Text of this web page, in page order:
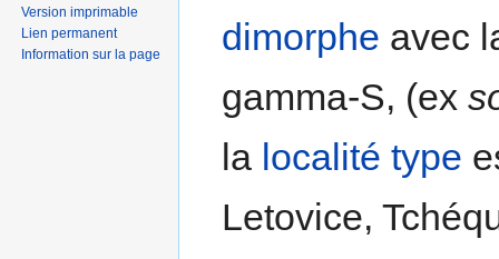
dimorphe avec
gamma-S, (ex
la localité type
Letovice,
Version imprimable
Lien permanent
Information sur la page